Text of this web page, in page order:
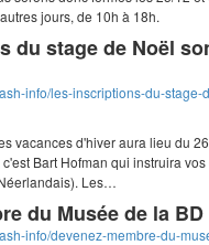
jours, de 10h à 18h.
du stage de Noël
info/les-inscriptions-du-stage-
vacances d'hiver aura lieu du
Bart Hofman qui instruira
Les…
du Musée de la BD
info/devenez-membre-du-